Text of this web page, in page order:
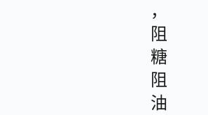
，
阻
糖
阻
油